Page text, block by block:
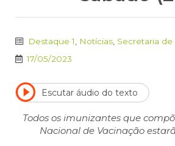
Destaque 1 Notícias Secretaria de
17/05/2023
Escutar áudio do texto
Todos os imunizantes que
Nacional de Vacinação